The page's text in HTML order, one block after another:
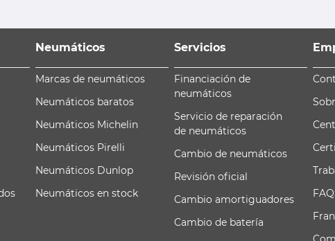
Neumáticos
Marcas de neumáticos
Neumáticos baratos
Neumáticos Michelin
Neumáticos Pirelli
Neumáticos Dunlop
Neumáticos en stock
Servicios
Financiación de
neumáticos
Servicio de reparación
de neumáticos
Cambio de neumáticos
Revisión oficial
Cambio amortiguadores
Cambio de batería